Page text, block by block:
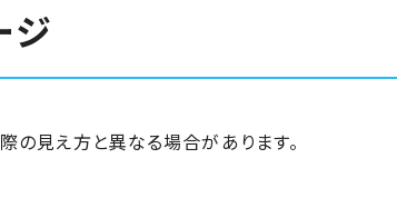
ジ
見え方と異なる場合があります。